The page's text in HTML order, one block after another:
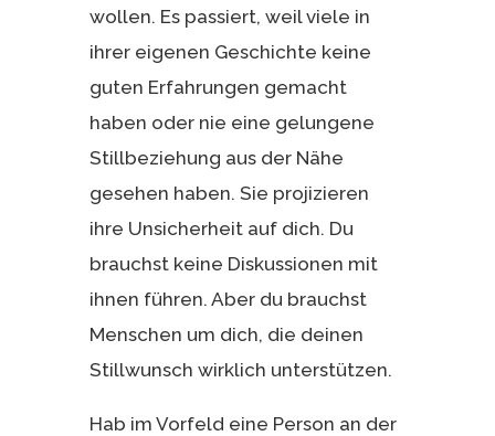
wollen. Es passiert, weil viele in
ihrer eigenen Geschichte keine
guten Erfahrungen gemacht
haben oder nie eine gelungene
Stillbeziehung aus der Nähe
gesehen haben. Sie projizieren
ihre Unsicherheit auf dich. Du
brauchst keine Diskussionen mit
ihnen führen. Aber du brauchst
Menschen um dich, die deinen
Stillwunsch wirklich unterstützen.
Hab im Vorfeld eine Person an der